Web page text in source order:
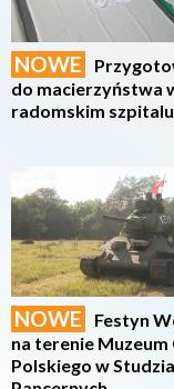
NOWE
do macierzyństwa
radomskim szpitalu
NOWE
Festyn
na terenie Muzeum
Polskiego w